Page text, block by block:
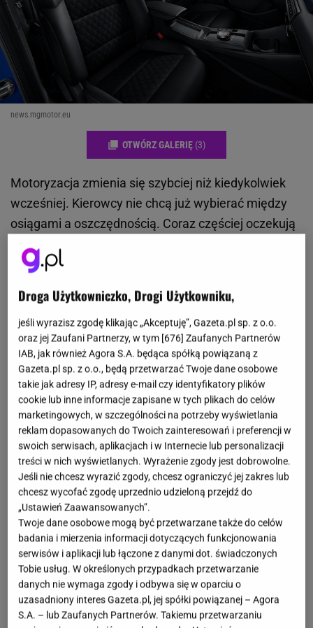
news.mgmotor.eu
OTWÓRZ GALERIĘ (3)
Motoryzacja zmienia się szybciej niż kiedykolwiek
wcześniej. Kierowcy nie chcą już wybierać między
osiągami a oszczędnością. Coraz częściej oczekują
jednego i drugiego — i właśnie na tym polu zaczyna
się prawdziwa rywalizacja między producentami.
Rynek się zmienia. Kierowcy chcą więcej za mniej
Jeszcze kilka lat temu wybór był prosty, albo
dynamiczny silnik i wyższe spalanie, albo
ekonomiczna jazda kosztem osiągów. Dziś ten
podział powoli przestaje mieć znaczenie.
Nowoczesne napędy hybrydowe sprawiają, że
kierowcy mogą mieć jedno i drugie.
Rosnącecenypaliwa i koszty życia powodują, że
spalanie ma coraz większe znaczenie przy wyborze
auta. Jednocześnie nikt nie chce rezygnować z
komfortu jazdy i przyjemności prowadzenia. W
efekcie producenci zaczęli szukać rozwiązań, które
łączą te dwa światy. I właśnie dlatego hybrydy
nowej generacji zaczynają odgrywać kluczową rolę
na rynku.
Droga Użytkowniczko, Drogi Użytkowniku,
jeśli wyrazisz zgodę klikając „Akceptuję”, Gazeta.pl sp. z o.o.
oraz jej Zaufani Partnerzy, w tym [676] Zaufanych Partnerów
IAB, jak również Agora S.A. będąca spółką powiązaną z
Gazeta.pl sp. z o.o., będą przetwarzać Twoje dane osobowe
takie jak adresy IP, adresy e-mail czy identyfikatory plików
cookie lub inne informacje zapisane w tych plikach do celów
marketingowych, w szczególności na potrzeby wyświetlania
reklam dopasowanych do Twoich zainteresowań i preferencji w
swoich serwisach, aplikacjach i w Internecie lub personalizacji
treści w nich wyświetlanych. Wyrażenie zgody jest dobrowolne.
Jeśli nie chcesz wyrazić zgody, chcesz ograniczyć jej zakres lub
chcesz wycofać zgodę uprzednio udzieloną przejdź do
„Ustawień Zaawansowanych”.
Twoje dane osobowe mogą być przetwarzane także do celów
badania i mierzenia informacji dotyczących funkcjonowania
serwisów i aplikacji lub łączone z danymi dot. świadczonych
Tobie usług. W określonych przypadkach przetwarzanie
danych nie wymaga zgody i odbywa się w oparciu o
uzasadniony interes Gazeta.pl, jej spółki powiązanej – Agora
S.A. – lub Zaufanych Partnerów. Takiemu przetwarzaniu